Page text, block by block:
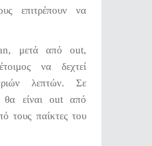
επιτρέπουν να
μετά από out,
να δεχτεί
λεπτών. Σε
θα είναι out από
τους παίκτες του